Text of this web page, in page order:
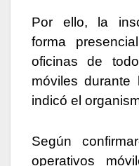
Por ello, la
forma
oficinas de
móviles durante
indicó el
Según
operativos